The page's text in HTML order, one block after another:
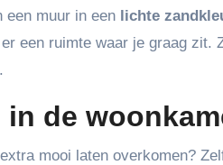
een muur in een lichte
een ruimte waar je graag zit.
de
mooi laten overkomen?